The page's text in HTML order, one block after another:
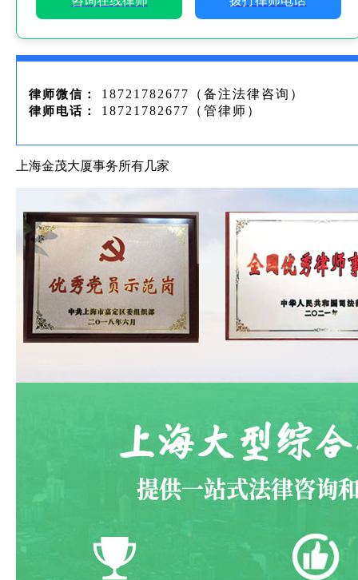
律师微信： 18721782677（备注法律咨询）
律师电话： 18721782677（管律师）
上海金茂大厦事务所有几家